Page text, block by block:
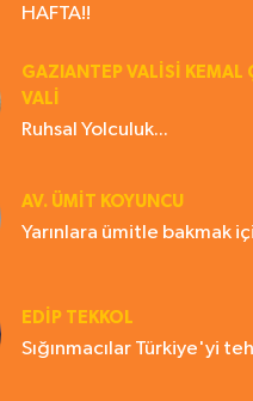
HAFTA!!
GAZIANTEP VALISI KEMAL
VALİ
Ruhsal Yolculuk...
AV. ÜMIT KOYUNCU
Yarınlara ümitle bakmak
EDIP TEKKOL
Sığınmacılar Türkiye'yi